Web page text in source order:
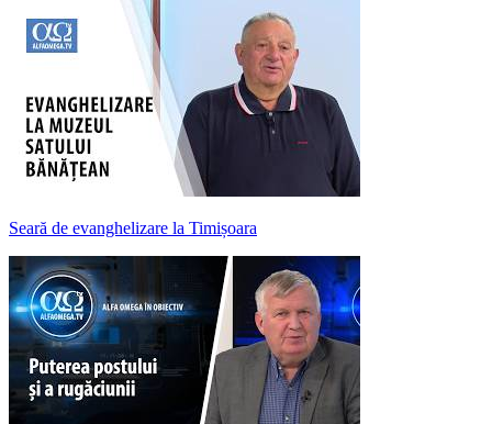
Seară de evanghelizare la Timișoara